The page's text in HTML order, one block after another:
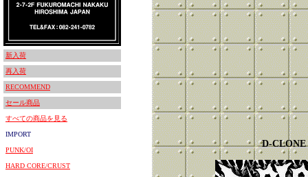
新入荷
再入荷
RECOMMEND
セール商品
すべての商品を見る
IMPORT
PUNK/OI
HARD CORE/CRUST
D-CLONE